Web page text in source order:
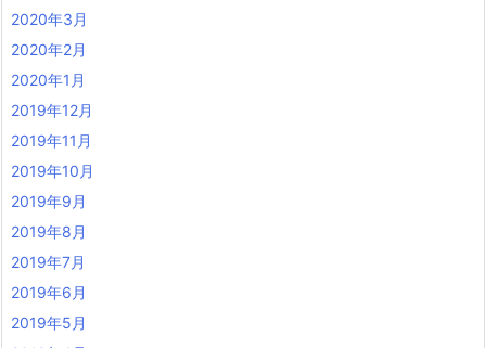
2020年3月
2020年2月
2020年1月
2019年12月
2019年11月
2019年10月
2019年9月
2019年8月
2019年7月
2019年6月
2019年5月